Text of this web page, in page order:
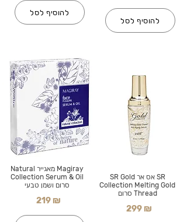
להוסיף לסל
Magiray מאגייר Natural
Collection Serum & Oil
סרום ושמן טבעי
219 ₪
להוסיף לסל
SR אס אר SR Gold
Collection Melting Gold
Thread סרום
299 ₪